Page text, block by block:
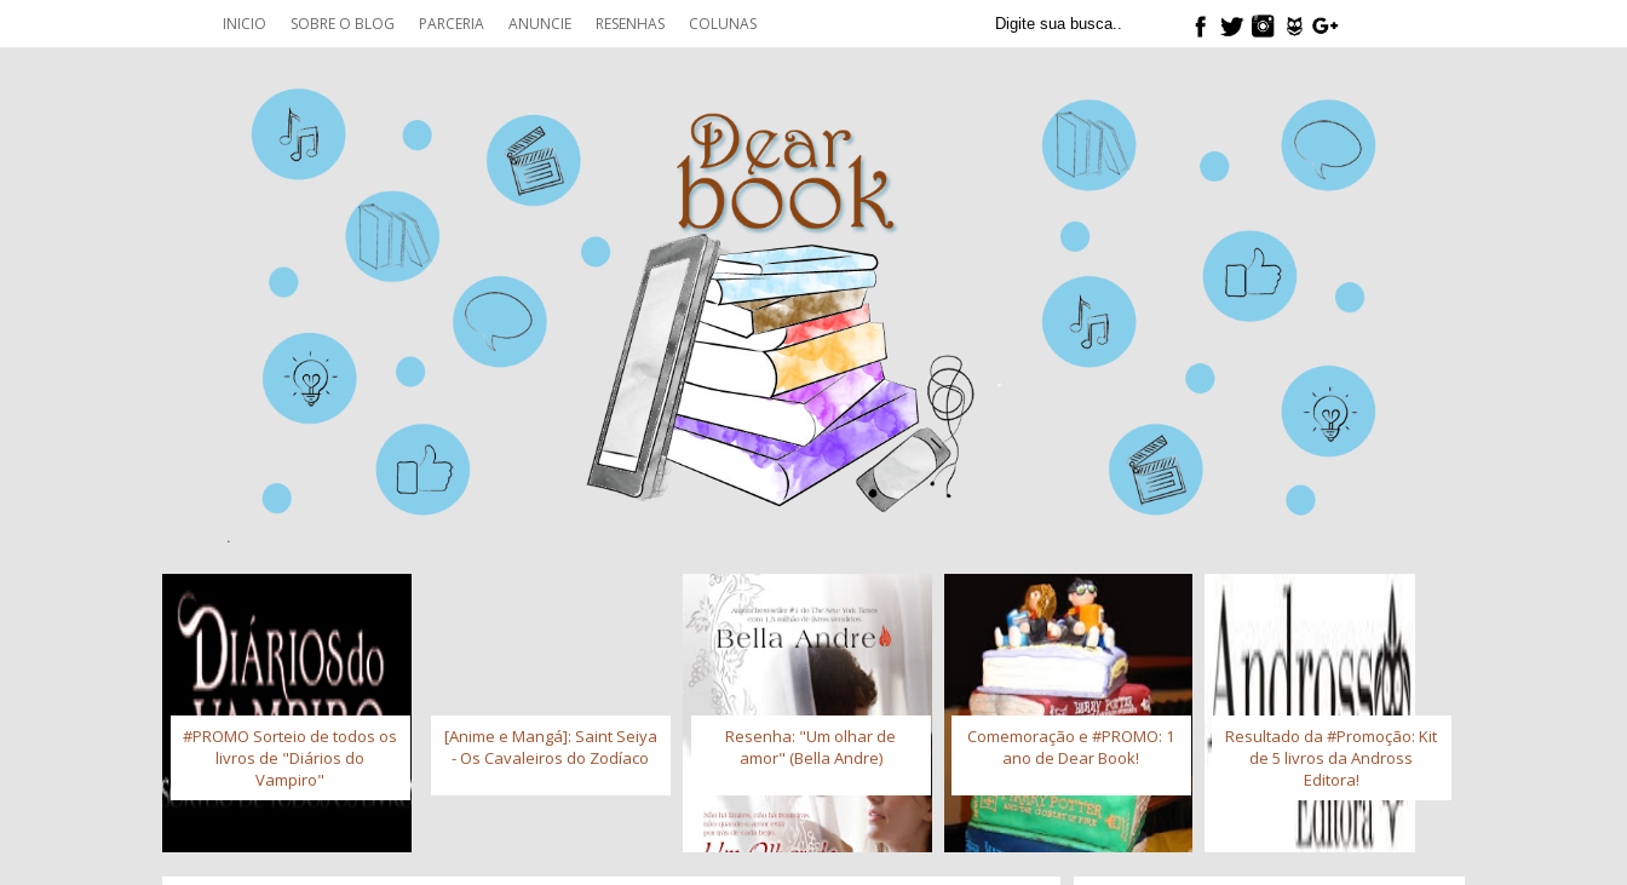
INICIO SOBRE O BLOG PARCERIA ANUNCIE RESENHAS COLUNAS
#PROMO Sorteio de todos os
livros de "Diários do
Vampiro"
[Anime e Mangá]: Saint Seiya
- Os Cavaleiros do Zodíaco
Resenha: "Um olhar de
amor" (Bella Andre)
Comemoração e #PROMO: 1
ano de Dear Book!
Resultado da #Promoção: Kit
de 5 livros da Andross
Editora!